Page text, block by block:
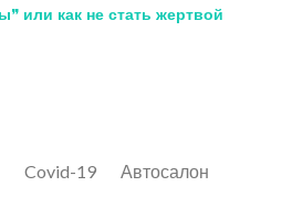
или как не стать жертвой
Covid-19 Автосалон